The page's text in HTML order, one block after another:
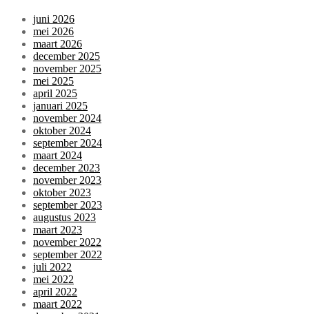
juni 2026
mei 2026
maart 2026
december 2025
november 2025
mei 2025
april 2025
januari 2025
november 2024
oktober 2024
september 2024
maart 2024
december 2023
november 2023
oktober 2023
september 2023
augustus 2023
maart 2023
november 2022
september 2022
juli 2022
mei 2022
april 2022
maart 2022